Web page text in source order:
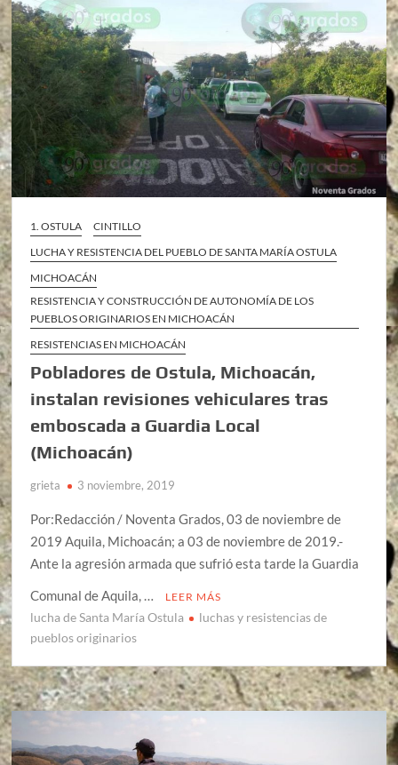
1. OSTULA
CINTILLO
LUCHA Y RESISTENCIA DEL PUEBLO DE SANTA MARÍA OSTULA
MICHOACÁN
RESISTENCIA Y CONSTRUCCIÓN DE AUTONOMÍA DE LOS
PUEBLOS ORIGINARIOS EN MICHOACÁN
RESISTENCIAS EN MICHOACÁN
Pobladores de Ostula, Michoacán,
instalan revisiones vehiculares tras
emboscada a Guardia Local
(Michoacán)
grieta 3 noviembre, 2019
Por:Redacción / Noventa Grados, 03 de noviembre de
2019 Aquila, Michoacán; a 03 de noviembre de 2019.-
Ante la agresión armada que sufrió esta tarde la Guardia
Comunal de Aquila, …
LEER MÁS
lucha de Santa María Ostula
luchas y resistencias de
pueblos originarios